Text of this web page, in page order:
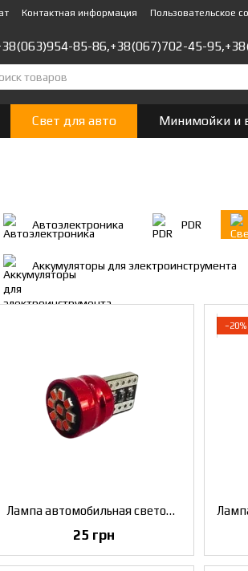
Контактная информация Пользовательское
85-86,+38(067)702-45-95,
Свет для авто Минимойки и
Автоэлектроника PDR
Аккумуляторы для электроинструмента
Лампа автомобильная светодиодная ZiRy T10 W5W 9SMD-2016, красная
25 грн
−20%